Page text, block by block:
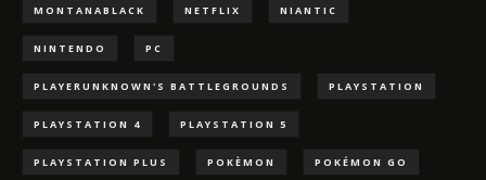
MONTANABLACK NETFLIX NIANTIC
NINTENDO PC
PLAYERUNKNOWN'S BATTLEGROUNDS PLAYSTATION
PLAYSTATION 4 PLAYSTATION 5
PLAYSTATION PLUS POKÈMON POKÉMON GO